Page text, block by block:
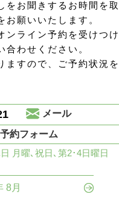
をお聞きするお時間を
お願いいたします。
ンライン予約を受けつ
合わせください。
ますので、ご予約状況
メール
約フォーム
月曜､祝日､第2･4日曜日
8月